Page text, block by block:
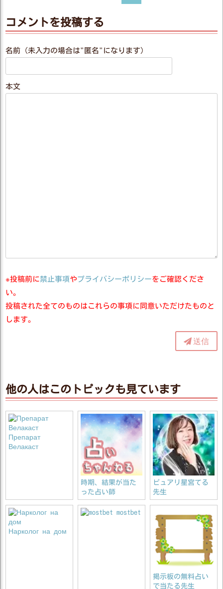
コメントを投稿する
名前（未入力の場合は"匿名"になります）
本文
※投稿前に禁止事項やプライバシーポリシーをご確認くださ
い。
投稿された全てのものはこれらの事項に同意いただけたものと
します。
送信
他の人はこのトピックも見ています
Препарат
Велакаст
時期、結果が当た
った占い師
ピュアリ星宮てる
先生
Нарколог на дом
mostbet
掲示板の無料占い
で当たる先生